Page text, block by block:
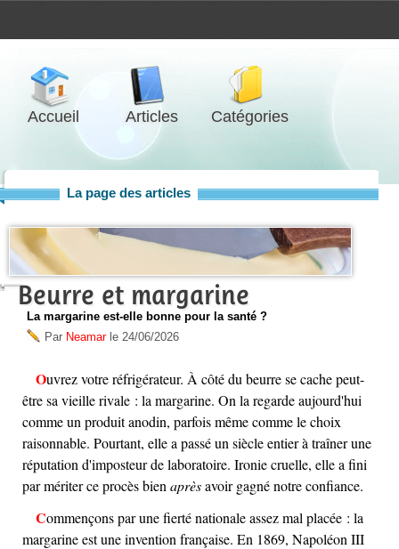
Accueil Articles Catégories
La page des articles
Beurre et margarine
La margarine est-elle bonne pour la santé ?
Par Neamarle 24/06/2026
Ouvrez votre réfrigérateur. À côté du beurre se cache peut-
être sa vieille rivale : la margarine. On la regarde aujourd'hui
comme un produit anodin, parfois même comme le choix
raisonnable. Pourtant, elle a passé un siècle entier à traîner une
réputation d'imposteur de laboratoire. Ironie cruelle, elle a fini
par mériter ce procès bien aprèsavoir gagné notre confiance.
Commençons par une fierté nationale assez mal placée : la
margarine est une invention française. En 1869, Napoléon III